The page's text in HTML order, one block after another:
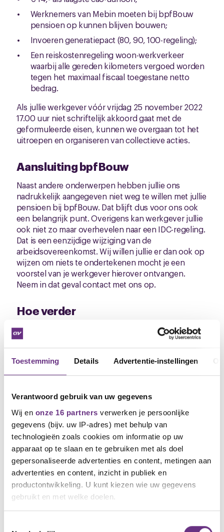
Toestemming Details Advertentie-instellingen
Verantwoord gebruik van uw gegevens
Wij en onze 16 partners verwerken je persoonlijke
gegevens (bijv. uw IP-adres) met behulp van
technologieën zoals cookies om informatie op uw
apparaat op te slaan en te gebruiken met als doel
gepersonaliseerde advertenties en content, metingen aan
advertenties en content, inzicht in publiek en
productontwikkeling. U kunt kiezen wie uw gegevens
gebruikt en met welke doelen.
Werknemers van Mebin moeten bij bpfBouw
pensioen op kunnen blijven bouwen;
Invoeren generatiepact (80, 90, 100-regeling);
Een reiskostenregeling woon-werkverkeer
waarbij alle gereden kilometers vergoed worden
tegen het maximaal fiscaal toegestane netto
bedrag.
Als jullie werkgever vóór vrijdag 25 november 2022
17.00 uur niet schriftelijk akkoord gaat met de
geformuleerde eisen, kunnen we overgaan tot het
uitroepen en organiseren van collectieve acties.
Aansluiting bpfBouw
Naast andere onderwerpen hebben jullie ons
nadrukkelijk aangegeven niet weg te willen met jullie
pensioen bij bpfBouw. Dat blijft dus voor ons ook
een belangrijk punt. Overigens kan werkgever jullie
ook niet zo maar overhevelen naar een IDC-regeling.
Dat is een eenzijdige wijziging van de
arbeidsovereenkomst. Wij willen jullie er dan ook op
wijzen om niets te ondertekenen mocht je een
voorstel van je werkgever hierover ontvangen.
Neem in dat geval contact met ons op.
Hoe verder
Als er acties komen, dan moeten jullie er rekening
mee houden dat in het uiterste geval het werk voor
één of meerdere dagen neergelegd zal kunnen
worden. Tot vrijdag 25 november 2022 18.00 uur is
het afwachten of jullie werkgever reageert op ons
om het actietraject voor te bereiden.
Als er meer bekend is informeren we jullie over het
verdere vervolg.
Samen sterk
Ondertussen blijft gelden: betere
arbeidsvoorwaarden bereik je niet alleen, maar
samen.
collega lid van CNV Vakmensen via onderstaande
. Samen sterker